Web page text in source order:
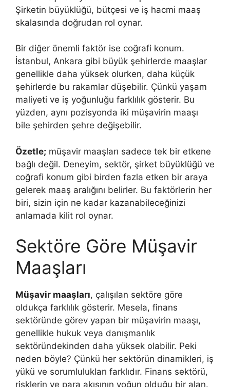
Şirketin büyüklüğü, bütçesi ve iş hacmi maaş
skalasında doğrudan rol oynar.
Bir diğer önemli faktör ise coğrafi konum.
İstanbul, Ankara gibi büyük şehirlerde maaşlar
genellikle daha yüksek olurken, daha küçük
şehirlerde bu rakamlar düşebilir. Çünkü yaşam
maliyeti ve iş yoğunluğu farklılık gösterir. Bu
yüzden, aynı pozisyonda iki müşavirin maaşı
bile şehirden şehre değişebilir.
Özetle; müşavir maaşları sadece tek bir etkene
bağlı değil. Deneyim, sektör, şirket büyüklüğü ve
coğrafi konum gibi birden fazla etken bir araya
gelerek maaş aralığını belirler. Bu faktörlerin her
biri, sizin için ne kadar kazanabileceğinizi
anlamada kilit rol oynar.
Sektöre Göre Müşavir
Maaşları
Müşavir maaşları, çalışılan sektöre göre
oldukça farklılık gösterir. Mesela, finans
sektöründe görev yapan bir müşavirin maaşı,
genellikle hukuk veya danışmanlık
sektöründekinden daha yüksek olabilir. Peki
neden böyle? Çünkü her sektörün dinamikleri, iş
yükü ve sorumlulukları farklıdır. Finans sektörü,
risklerin ve para akışının yoğun olduğu bir alan.